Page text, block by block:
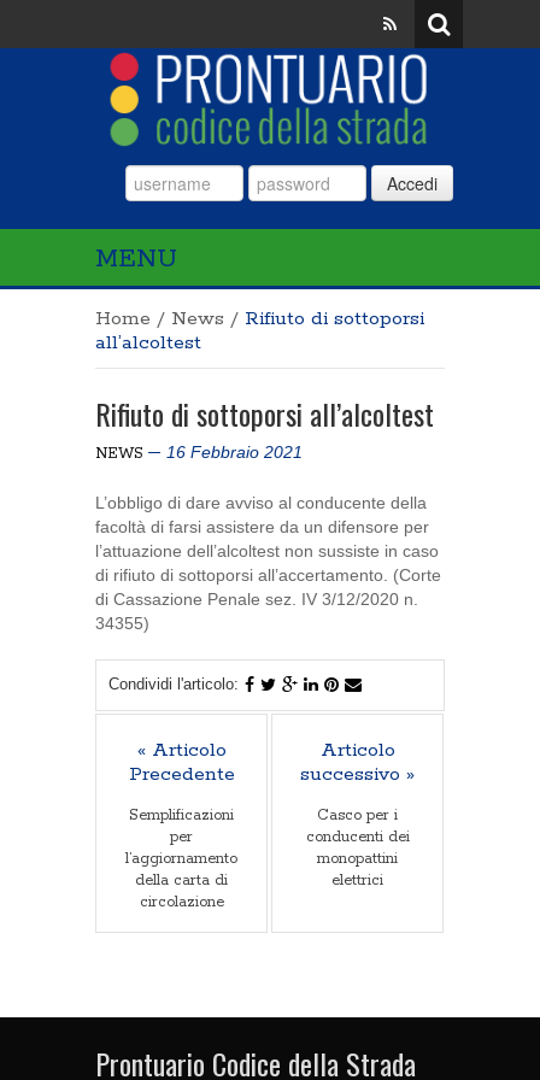
Accedi
MENU
Home / News / Rifiuto di sottoporsi
all’alcoltest
Rifiuto di sottoporsi all’alcoltest
NEWS 16 Febbraio 2021
L’obbligo di dare avviso al conducente della
facoltà di farsi assistere da un difensore per
l’attuazione dell’alcoltest non sussiste in caso
di rifiuto di sottoporsi all’accertamento. (Corte
di Cassazione Penale sez. IV 3/12/2020 n.
34355)
Condividi l'articolo:
« Articolo
Precedente
Semplificazioni
per
l’aggiornamento
della carta di
circolazione
Articolo
successivo »
Casco per i
conducenti dei
monopattini
elettrici
Prontuario Codice della Strada